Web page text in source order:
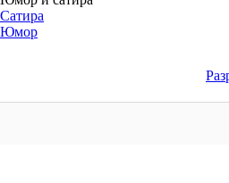
Сатира
Юмор